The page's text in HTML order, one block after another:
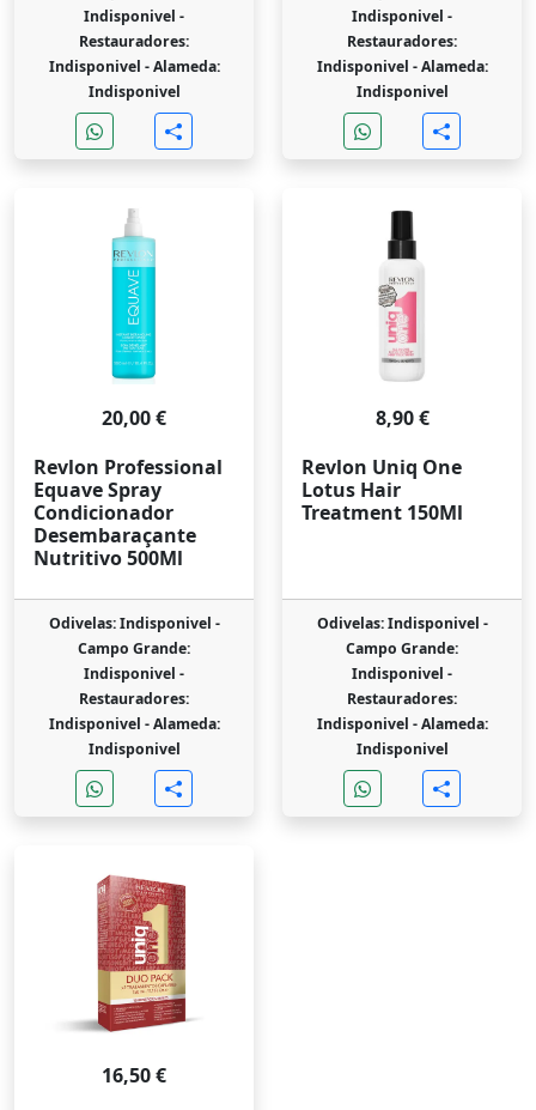
Indisponivel -
Restauradores:
Indisponivel -Alameda:
Indisponivel
Indisponivel -
Restauradores:
Indisponivel -Alameda:
Indisponivel
20,00 €
Revlon Professional
Equave Spray
Condicionador
Desembaraçante
Nutritivo 500Ml
Odivelas: Indisponivel -
Campo Grande:
Indisponivel -
Restauradores:
Indisponivel -Alameda:
Indisponivel
8,90 €
Revlon Uniq One
Lotus Hair
Treatment 150Ml
Odivelas: Indisponivel -
Campo Grande:
Indisponivel -
Restauradores:
Indisponivel -Alameda:
Indisponivel
16,50 €